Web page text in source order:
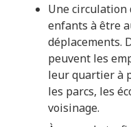
Une circulation
enfants à être
déplacements.
peuvent les
leur quartier à
les parcs, les
voisinage.